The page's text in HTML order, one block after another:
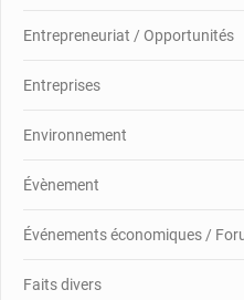
Entrepreneuriat / Opportunités
Entreprises
Environnement
Évènement
Événements économiques /
Faits divers